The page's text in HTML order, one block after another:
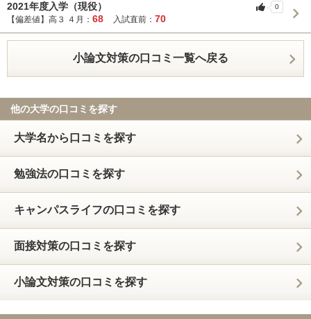
2021年度入学（現役）
【偏差値】高３ ４月： 68 入試直前： 70
0
小論文対策の口コミ一覧へ戻る
他の大学の口コミを探す
大学名から口コミを探す
勉強法の口コミを探す
キャンパスライフの口コミを探す
面接対策の口コミを探す
小論文対策の口コミを探す